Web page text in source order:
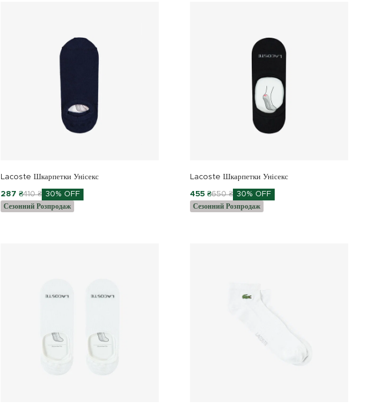
Lacoste Шкарпетки Унісекс
287 ₴410 ₴ 30% OFF
Сезонний Розпродаж
Lacoste Шкарпетки Унісекс
455 ₴650 ₴ 30% OFF
Сезонний Розпродаж